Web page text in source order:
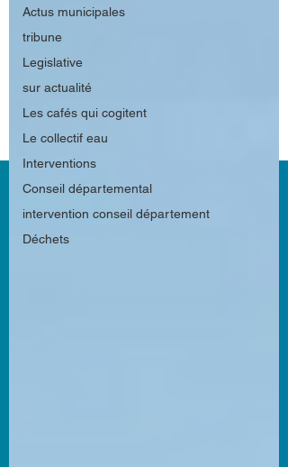
Actus municipales
tribune
Legislative
sur actualité
Les cafés qui cogitent
Le collectif eau
Interventions
Conseil départemental
intervention conseil département
Déchets